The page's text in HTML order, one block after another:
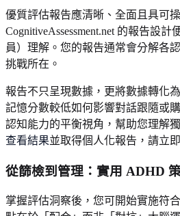
優質評估報告應清晰、全面且具可
CognitiveAssessment.net 的報告設
員）理解。您的報告通常會分解各
挑戰所在。
報告不只呈現數據，更將數據轉化
記憶分數較低如何影響對話跟隨或
認知能力的平衡視角，幫助您理解
查看結果並取得個人化報告，請立
從篩檢到管理：實用 ADHD
掌握評估洞察後，您可開始實施符